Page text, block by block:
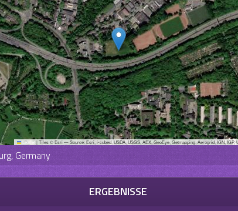
Leaflet|Tiles © Esri — Source: Esri, i-cubed, USDA, USGS, AEX, GeoEye, Getmapping, Aerogrid, IGN, IGP,
Germany
ERGEBNISSE